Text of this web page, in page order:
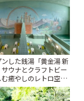
した銭湯「黄金湯 新
ウナとクラフトビー
む癒やしのレトロ空間
ぷ